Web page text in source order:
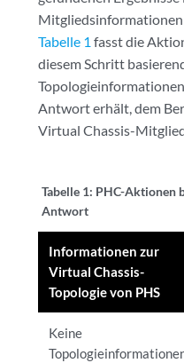
Tabelle 1 fasst die
diesem Schritt
Antwort erhält, dem
Virtual Chassis-
Tabelle 1: PHC-Aktionen
Antwort
Informationen zur
Virtual Chassis-
Topologie von PHS
Keine